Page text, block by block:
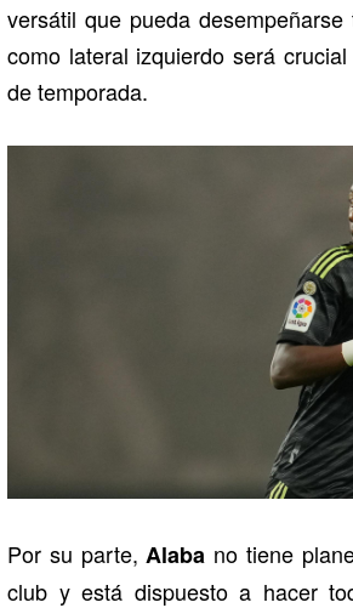
versátil que pueda
como lateral izquierdo será
de temporada.
Por su parte, Alaba no tiene
club y está dispuesto a hacer